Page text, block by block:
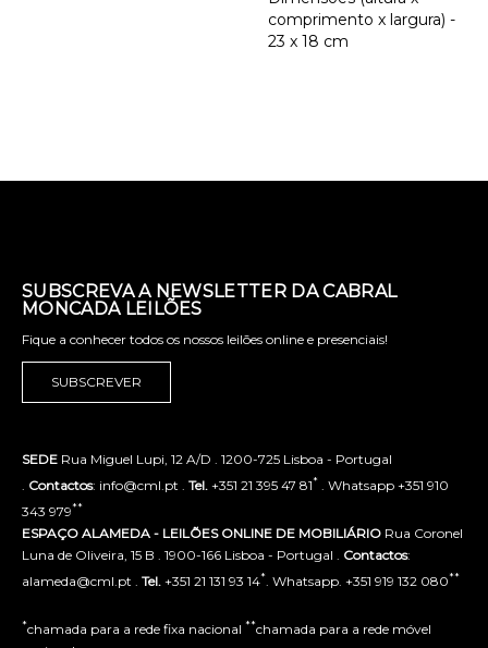
comprimento x largura) -
23 x 18 cm
SUBSCREVA A NEWSLETTER DA CABRAL
MONCADA LEILÕES
Fique a conhecer todos os nossos leilões online e presenciais!
SUBSCREVER
SEDE Rua Miguel Lupi, 12 A/D . 1200-725 Lisboa - Portugal
Contactos: info@cml.pt . Tel. +351 21 395 47 81* . Whatsapp +351 910
343 979**
ESPAÇO ALAMEDA - LEILÕES ONLINE DE MOBILIÁRIO Rua Coronel
Luna de Oliveira, 15 B . 1900-166 Lisboa - Portugal . Contactos:
alameda@cml.pt . Tel. +351 21 131 93 14* . Whatsapp. +351 919 132 080**
*chamada para a rede fixa nacional **chamada para a rede móvel